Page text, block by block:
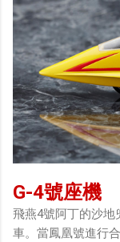
G-4號座機
飛燕4號阿丁的沙
車。當鳳凰號進行